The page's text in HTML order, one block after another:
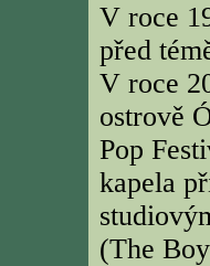
V roce
před
V roce
ostrově
Pop
kapela
(The